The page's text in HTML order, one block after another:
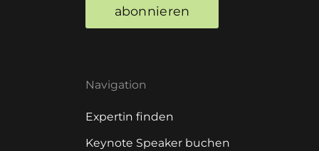
abonnieren
Navigation
Expertin finden
Keynote Speaker buchen